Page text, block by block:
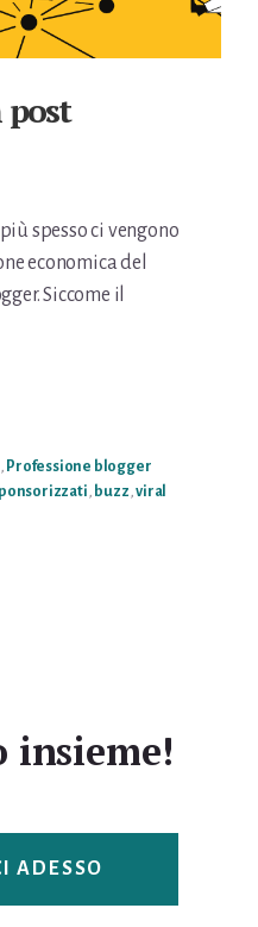
post
spesso ci vengono
economica del
Siccome il
Professione blogger
buzz ,viral
insieme!
ADESSO